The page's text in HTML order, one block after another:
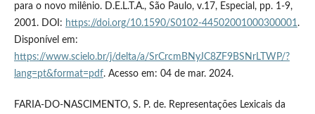
para o novo milênio. D.E.L.T.A., São Paulo, v.17, Especial, pp. 1-9,
2001. DOI: https://doi.org/10.1590/S0102-44502001000300001.
Disponível em:
https://www.scielo.br/j/delta/a/SrCrcmBNyJC8ZF9BSNrLTWP/?
lang=pt&format=pdf. Acesso em: 04 de mar. 2024.
FARIA-DO-NASCIMENTO, S. P. de. Representações Lexicais da